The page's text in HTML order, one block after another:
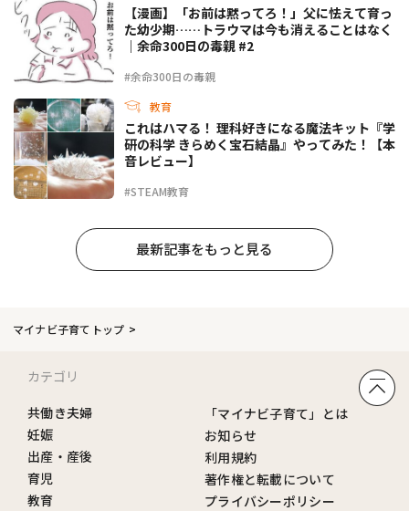
#余命300日の毒親
【漫画】「お前は黙ってろ！」父に怯えて育っ
た幼少期……トラウマは今も消えることはなく
｜余命300日の毒親 #2
教育
#STEAM教育
これはハマる！ 理科好きになる魔法キット『学
研の科学 きらめく宝石結晶』やってみた！【本
音レビュー】
最新記事をもっと見る
マイナビ子育てトップ
カテゴリ
共働き夫婦
妊娠
出産・産後
育児
教育
「マイナビ子育て」とは
お知らせ
利用規約
著作権と転載について
プライバシーポリシー